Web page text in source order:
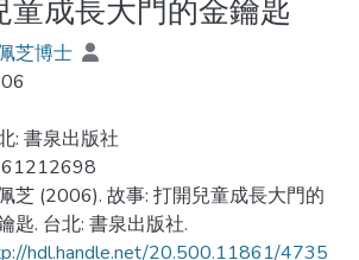
童成長大門的金鑰匙
芝博士
: 書泉出版社
芝 (2006). 故事: 打開兒童成長大門的
匙. 台北: 書泉出版社.
hdl.handle.net/20.500.11861/4735